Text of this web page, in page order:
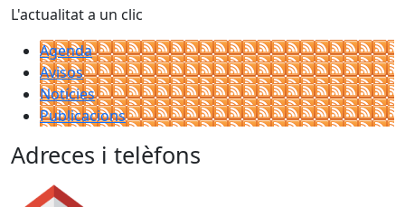
L'actualitat a un clic
Agenda
Avisos
Notícies
Publicacions
Adreces i telèfons